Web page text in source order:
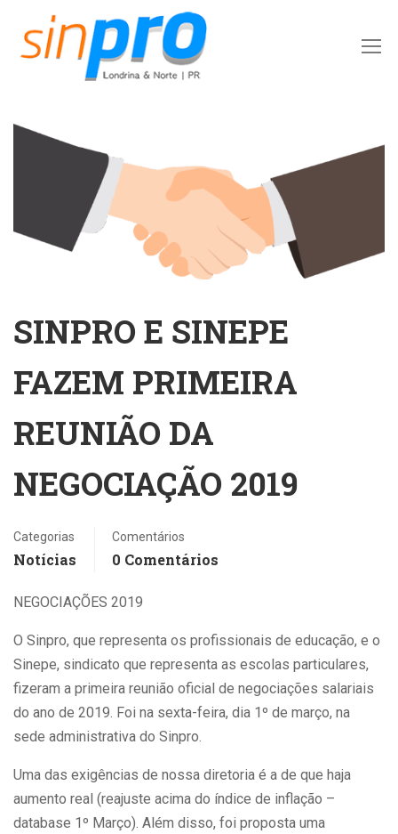
SINPRO E SINEPE
FAZEM PRIMEIRA
REUNIÃO DA
NEGOCIAÇÃO 2019
Categorias
Notícias
Comentários
0 Comentários
NEGOCIAÇÕES 2019
O Sinpro, que representa os profissionais de educação, e o
Sinepe, sindicato que representa as escolas particulares,
fizeram a primeira reunião oficial de negociações salariais
do ano de 2019. Foi na sexta-feira, dia 1º de março, na
sede administrativa do Sinpro.
Uma das exigências de nossa diretoria é a de que haja
aumento real (reajuste acima do índice de inflação –
database 1º Março). Além disso, foi proposta uma